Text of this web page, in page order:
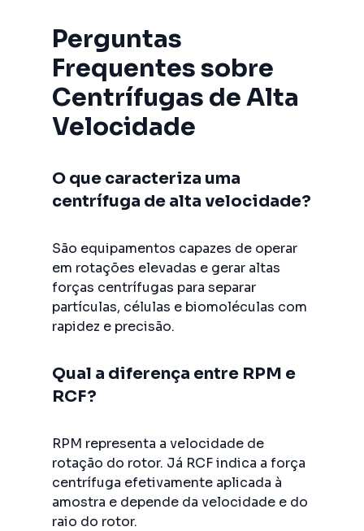
Perguntas
Frequentes sobre
Centrífugas de Alta
Velocidade
O que caracteriza uma
centrífuga de alta velocidade?
São equipamentos capazes de operar
em rotações elevadas e gerar altas
forças centrífugas para separar
partículas, células e biomoléculas com
rapidez e precisão.
Qual a diferença entre RPM e
RCF?
RPM representa a velocidade de
rotação do rotor. Já RCF indica a força
centrífuga efetivamente aplicada à
amostra e depende da velocidade e do
raio do rotor.